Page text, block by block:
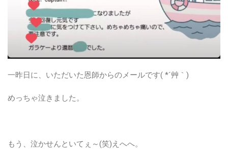
一昨日に、いただいた恩師からのメールです( *´艸｀)
めっちゃ泣きました。
もう、泣かせんといてぇ～(笑)えへへ。